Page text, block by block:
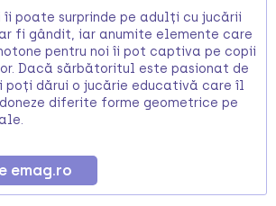
poate surprinde pe adulți cu jucării
fi gândit, iar anumite elemente care
pentru noi îi pot captiva pe copii
Dacă sărbătoritul este pasionat de
poți dărui o jucărie educativă care îl
diferite forme geometrice pe
emag.ro